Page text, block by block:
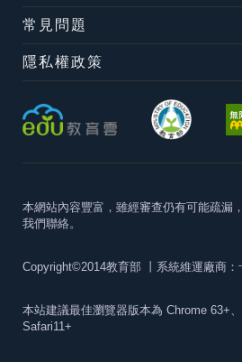
常見問題
隱私權政策
本網站內容豐富，雖經審查仍有可能疏漏，
我們聯絡。
Copyright©2014教育部 丨系統維運廠商
本站建議最佳瀏覽器版本為 Chrome 63+
Safari11+